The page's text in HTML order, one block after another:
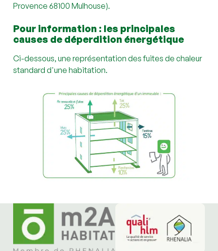
Provence 68100 Mulhouse).
Pour information : les principales
causes de déperdition énergétique
Ci-dessous, une représentation des fuites de chaleur
standard d'une habitation.